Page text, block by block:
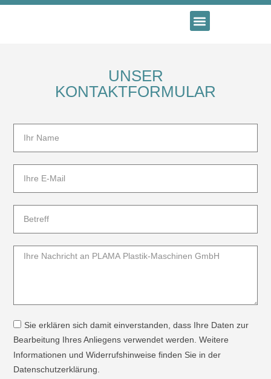
UNSER
KONTAKTFORMULAR
Sie erklären sich damit einverstanden, dass Ihre Daten zur
Bearbeitung Ihres Anliegens verwendet werden. Weitere
Informationen und Widerrufshinweise finden Sie in der
Datenschutzerklärung.